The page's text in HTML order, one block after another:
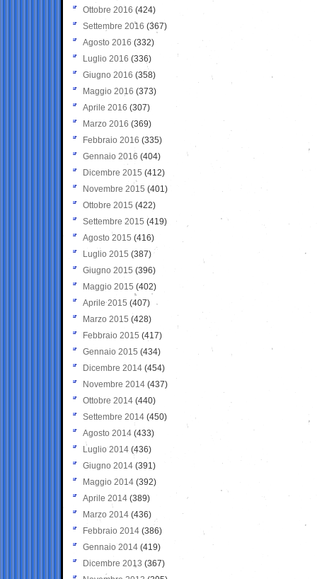
Ottobre 2016 (424)
Settembre 2016 (367)
Agosto 2016 (332)
Luglio 2016 (336)
Giugno 2016 (358)
Maggio 2016 (373)
Aprile 2016 (307)
Marzo 2016 (369)
Febbraio 2016 (335)
Gennaio 2016 (404)
Dicembre 2015 (412)
Novembre 2015 (401)
Ottobre 2015 (422)
Settembre 2015 (419)
Agosto 2015 (416)
Luglio 2015 (387)
Giugno 2015 (396)
Maggio 2015 (402)
Aprile 2015 (407)
Marzo 2015 (428)
Febbraio 2015 (417)
Gennaio 2015 (434)
Dicembre 2014 (454)
Novembre 2014 (437)
Ottobre 2014 (440)
Settembre 2014 (450)
Agosto 2014 (433)
Luglio 2014 (436)
Giugno 2014 (391)
Maggio 2014 (392)
Aprile 2014 (389)
Marzo 2014 (436)
Febbraio 2014 (386)
Gennaio 2014 (419)
Dicembre 2013 (367)